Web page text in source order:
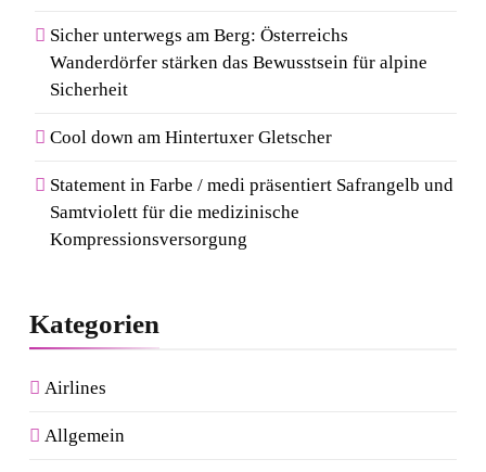
Sicher unterwegs am Berg: Österreichs
Wanderdörfer stärken das Bewusstsein für alpine
Sicherheit
Cool down am Hintertuxer Gletscher
Statement in Farbe / medi präsentiert Safrangelb und
Samtviolett für die medizinische
Kompressionsversorgung
Kategorien
Airlines
Allgemein